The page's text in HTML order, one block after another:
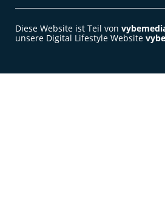
Diese Website ist Teil von
unsere Digital Lifestyle Website